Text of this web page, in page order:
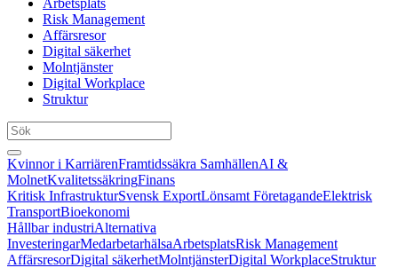
Arbetsplats
Risk Management
Affärsresor
Digital säkerhet
Molntjänster
Digital Workplace
Struktur
Kvinnor i KarriärenFramtidssäkra SamhällenAI &
MolnetKvalitetssäkringFinans
Kritisk InfrastrukturSvensk ExportLönsamt FöretagandeElektrisk
TransportBioekonomi
Hållbar industriAlternativa
InvesteringarMedarbetarhälsaArbetsplatsRisk Management
AffärsresorDigital säkerhetMolntjänsterDigital WorkplaceStruktur